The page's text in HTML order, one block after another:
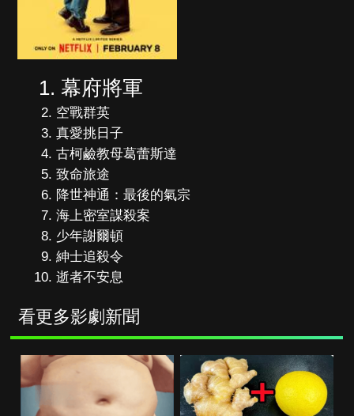
幕府將軍
空戰群英
真愛挑日子
古柯鹼教母葛蕾斯達
致命旅途
降世神通：最後的氣宗
海上密室謀殺案
少年謝爾頓
紳士追殺令
逝者不安息
看更多影劇新聞